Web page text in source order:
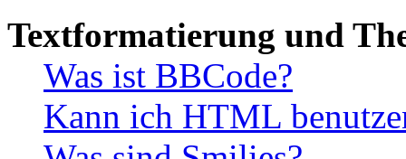
Textformatierung und
Was ist BBCode?
Kann ich HTML